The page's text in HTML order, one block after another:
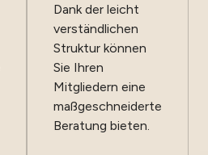
Dank der leicht
verständlichen
Struktur können
Sie Ihren
Mitgliedern eine
maßgeschneiderte
Beratung bieten.